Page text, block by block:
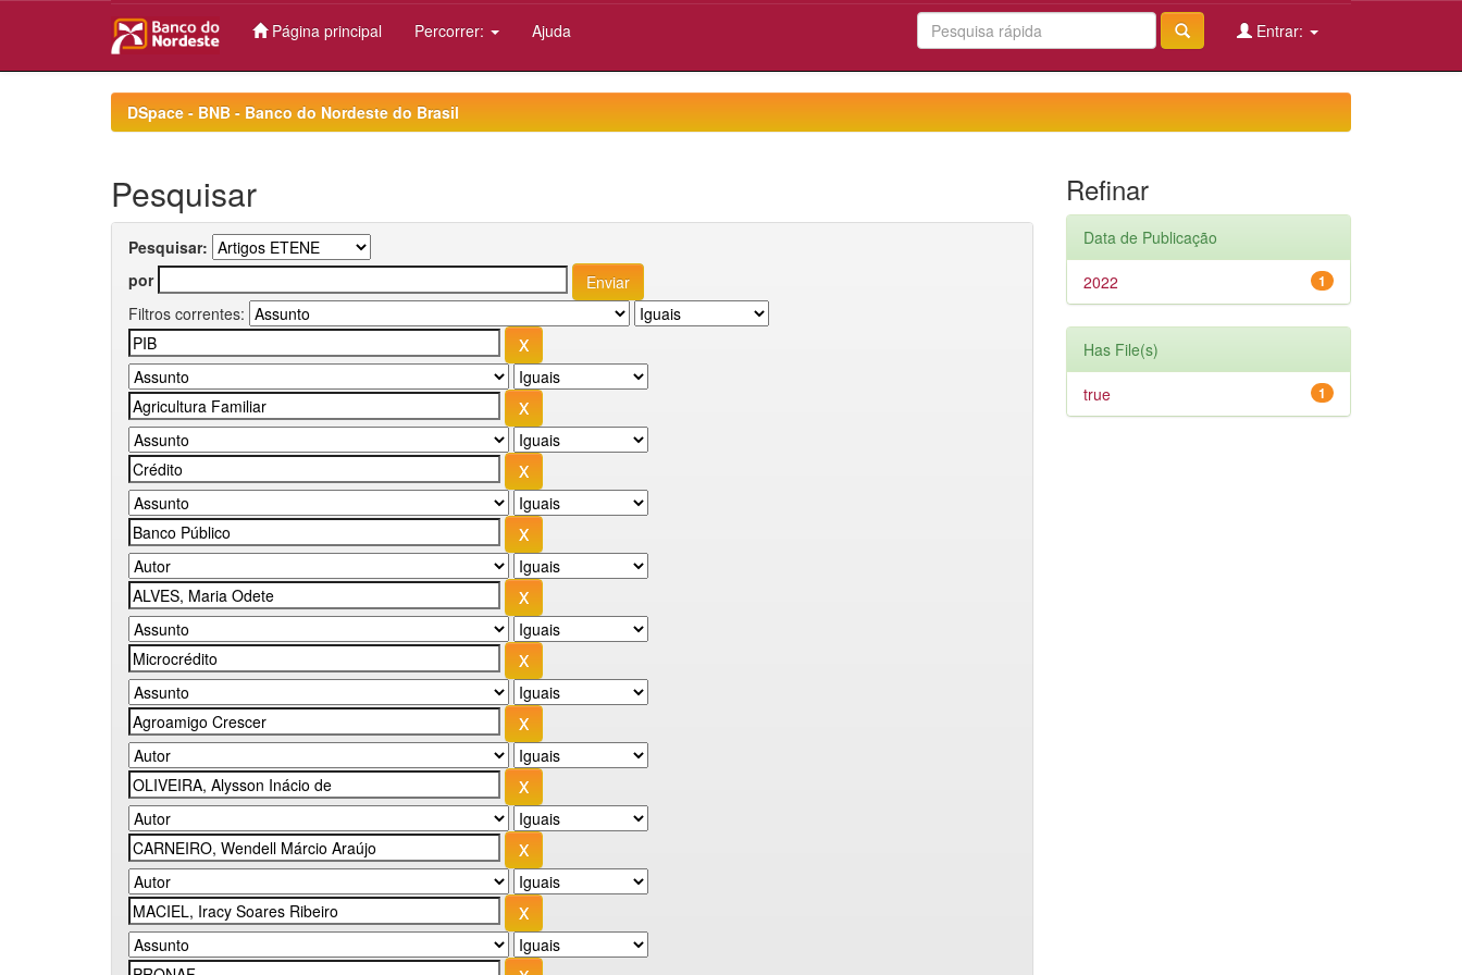
Página principal Percorrer: Ajuda Entrar:
DSpace - BNB - Banco do Nordeste do Brasil
Pesquisar
Pesquisar:
por
Filtros correntes:
Refinar
Data de Publicação
1
2022
Has File(s)
1
true